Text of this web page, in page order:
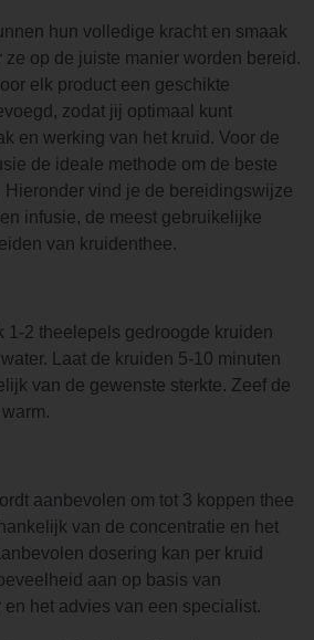
hun volledige kracht en smaak
op de juiste manier worden bereid.
elk product een geschikte
zodat jij optimaal kunt
en werking van het kruid. Voor de
de ideale methode om de beste
Hieronder vind je de bereidingswijze
infusie, de meest gebruikelijke
van kruidenthee.
1-2 theelepels gedroogde kruiden
Laat de kruiden 5-10 minuten
van de gewenste sterkte. Zeef de
aanbevolen om tot 3 koppen thee
van de concentratie en het
dosering kan per kruid
aan op basis van
het advies van een specialist.